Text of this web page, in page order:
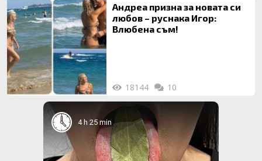
Андреа призна за новата си
любов – руснака Игор:
Влюбена съм!
18144 10
4 h 25 min